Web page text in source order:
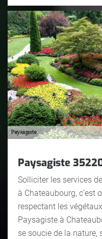
Paysagiste
Solliciter les services
à Chateaubourg, c’est
respectant les
Paysagiste à
se soucie de la